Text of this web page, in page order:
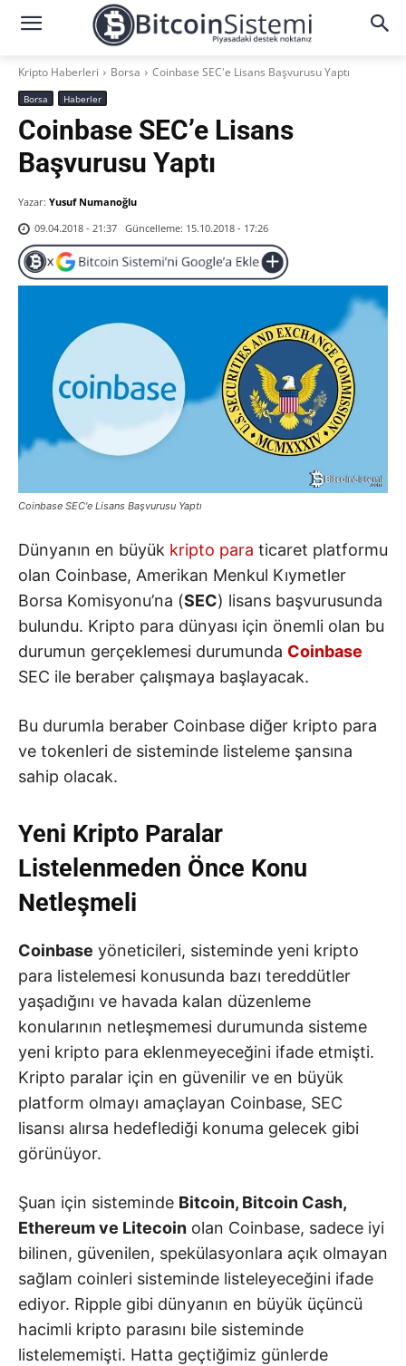
Kripto Haberleri Borsa Coinbase SEC'e Lisans Başvurusu Yaptı
Borsa Haberler
Coinbase SEC’e Lisans
Başvurusu Yaptı
Yazar: Yusuf Numanoğlu
09.04.2018 - 21:37 Güncelleme: 15.10.2018 - 17:26
Coinbase SEC'e Lisans Başvurusu Yaptı
Dünyanın en büyük kripto para ticaret platformu
olan Coinbase, Amerikan Menkul Kıymetler
Borsa Komisyonu’na (SEC) lisans başvurusunda
bulundu. Kripto para dünyası için önemli olan bu
durumun gerçeklemesi durumunda Coinbase
SEC ile beraber çalışmaya başlayacak.
Bu durumla beraber Coinbase diğer kripto para
ve tokenleri de sisteminde listeleme şansına
sahip olacak.
Yeni Kripto Paralar
Listelenmeden Önce Konu
Netleşmeli
Coinbase yöneticileri, sisteminde yeni kripto
para listelemesi konusunda bazı tereddütler
yaşadığını ve havada kalan düzenleme
konularının netleşmemesi durumunda sisteme
yeni kripto para eklenmeyeceğini ifade etmişti.
Kripto paralar için en güvenilir ve en büyük
platform olmayı amaçlayan Coinbase, SEC
lisansı alırsa hedeflediği konuma gelecek gibi
görünüyor.
Şuan için sisteminde Bitcoin, Bitcoin Cash,
Ethereum ve Litecoin olan Coinbase, sadece iyi
bilinen, güvenilen, spekülasyonlara açık olmayan
sağlam coinleri sisteminde listeleyeceğini ifade
ediyor. Ripple gibi dünyanın en büyük üçüncü
hacimli kripto parasını bile sisteminde
listelememişti. Hatta geçtiğimiz günlerde